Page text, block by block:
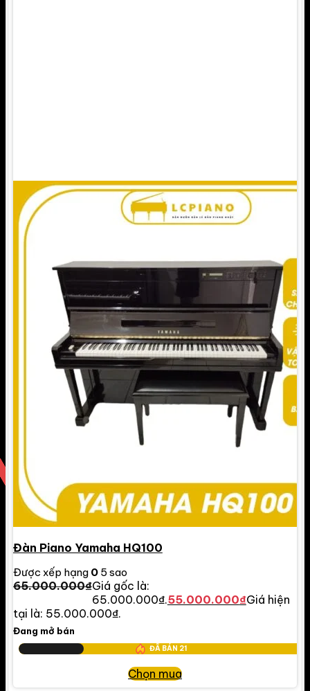
Đàn Piano Yamaha HQ100
Được xếp hạng 05 sao
65.000.000₫Giá gốc là:
65.000.000₫.55.000.000₫Giá hiện
tại là: 55.000.000₫.
Đang mở bán
ĐÃ BÁN 21
Chọn mua